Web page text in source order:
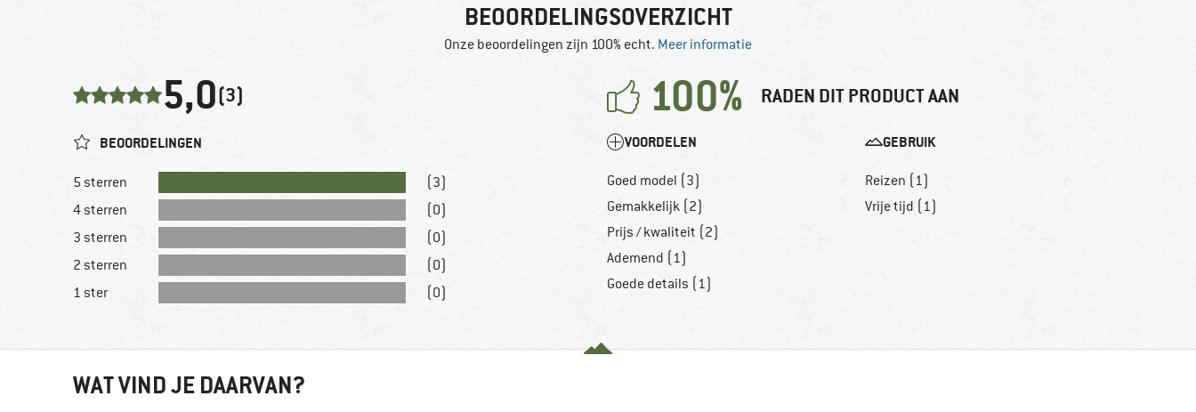
BEOORDELINGSOVERZICHT
Onze beoordelingen zijn 100% echt. Meer informatie
5,0(3) 100% RADEN DIT PRODUCT AAN
BEOORDELINGEN
5 sterren
(3)
4 sterren
(0)
3 sterren
(0)
2 sterren
(0)
1 ster
(0)
VOORDELEN
Goed model (3)
Gemakkelijk (2)
Prijs / kwaliteit (2)
Ademend (1)
Goede details (1)
GEBRUIK
Reizen (1)
Vrije tijd (1)
WAT VIND JE DAARVAN?